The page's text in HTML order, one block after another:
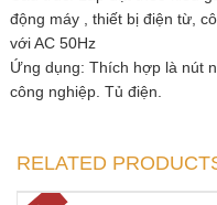
động máy , thiết bị điện từ,
với AC 50Hz
Ứng dụng: Thích hợp là nút
công nghiệp. Tủ điện.
RELATED